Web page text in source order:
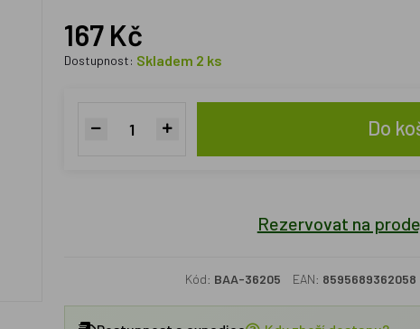
167 Kč
Dostupnost: Skladem 2 ks
Do
Rezervovat na
Kód: BAA-36205 EAN: 8595689362058